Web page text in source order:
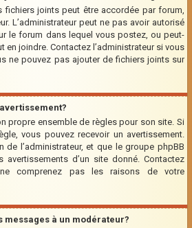
fichiers joints peut être accordée par forum,
L’administrateur peut ne pas avoir autorisé
le forum dans lequel vous postez, ou peut-
en joindre. Contactez l’administrateur si vous
ne pouvez pas ajouter de fichiers joints sur
propre ensemble de règles pour son site. Si
vous pouvez recevoir un avertissement.
de l’administrateur, et que le groupe phpBB
avertissements d’un site donné. Contactez
ne comprenez pas les raisons de votre
messages à un modérateur?